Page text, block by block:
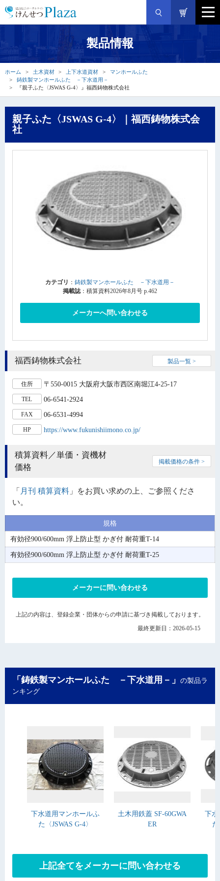
製品情報
ホーム 土木資材 上下水道資材
マンホールふた
鋳鉄製マンホールふた －下水道用－
『親子ふた〈JSWAS G-4〉』福西鋳物株式会社
親子ふた〈JSWAS G-4〉｜福西鋳物株式会
社
カテゴリ ： 鋳鉄製マンホールふた －下水道用－
掲載誌：積算資料2026年8月号 p.462
メーカーへ問い合わせる
福西鋳物株式会社 製品一覧 >
住所 〒550-0015 大阪府大阪市西区南堀江4-25-17
TEL 06-6541-2924
FAX 06-6531-4994
HP https://www.fukunishiimono.co.jp/
積算資料／単価・資機材
価格
掲載価格の条件 >
「 月刊 積算資料 」をお買い求めの上、ご参照くださ
い。
規格
有効径900/600mm 浮上防止型 かぎ付 耐荷重T-14
有効径900/600mm 浮上防止型 かぎ付 耐荷重T-25
メーカーに問い合わせる
上記の内容は、登録企業・団体からの申請に基づき掲載しております。
最終更新日：2026-05-15
「鋳鉄製マンホールふた －下水道用－」
の製品ラ
ンキング
下水道用マンホールふ
た〈JSWAS G-4〉
土木用鉄蓋 SF-60GWA
ER
下水
上記全てをメーカーに問い合わせる